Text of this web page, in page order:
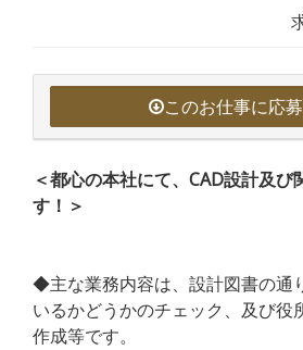
このお仕事に応
＜都心の本社にて、CAD設計及
す！＞
◆主な業務内容は、設計図書の通
いるかどうかのチェック、及び役
作成等です。